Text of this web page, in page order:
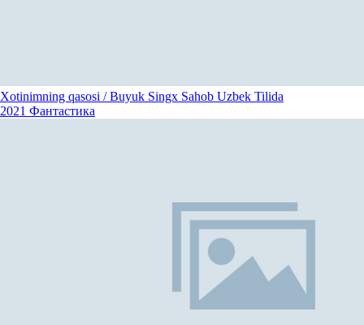
Xotinimning qasosi / Buyuk Singx Sahob Uzbek Tilida
2021 Фантастика